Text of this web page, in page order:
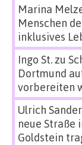
Marina
Menschen
inklusives
Ingo St.zu
Dortmund
vorbereiten
Ulrich Sander
neue Straße
Goldstein